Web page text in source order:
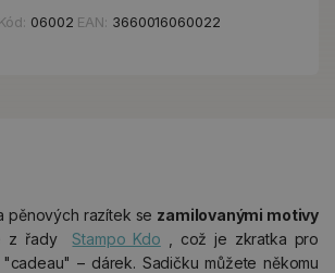
Kód: 06002 EAN: 3660016060022
pěnových razítek se zamilovanými motivy
z řadyStampo Kdo , což je zkratka pro
– dárek. Sadičku můžete někomu